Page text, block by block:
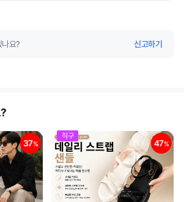
요? 신고하기
37%
직구
47%